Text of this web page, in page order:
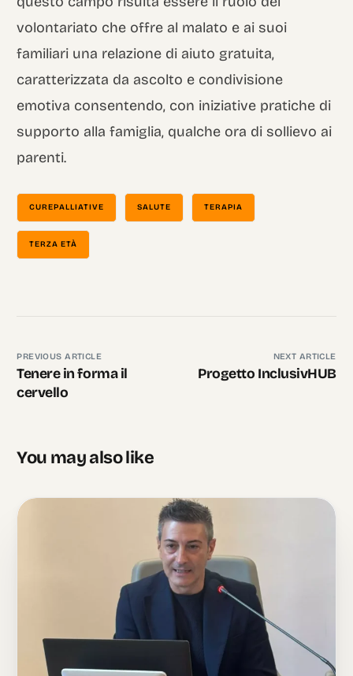
volontariato che offre al malato e ai suoi
familiari una relazione di aiuto gratuita,
caratterizzata da ascolto e condivisione
emotiva consentendo, con iniziative pratiche di
supporto alla famiglia, qualche ora di sollievo ai
parenti.
CUREPALLIATIVE SALUTE TERAPIA
TERZA ETÀ
PREVIOUS ARTICLE
Tenere in forma il
cervello
NEXT ARTICLE
Progetto InclusivHUB
You may also like